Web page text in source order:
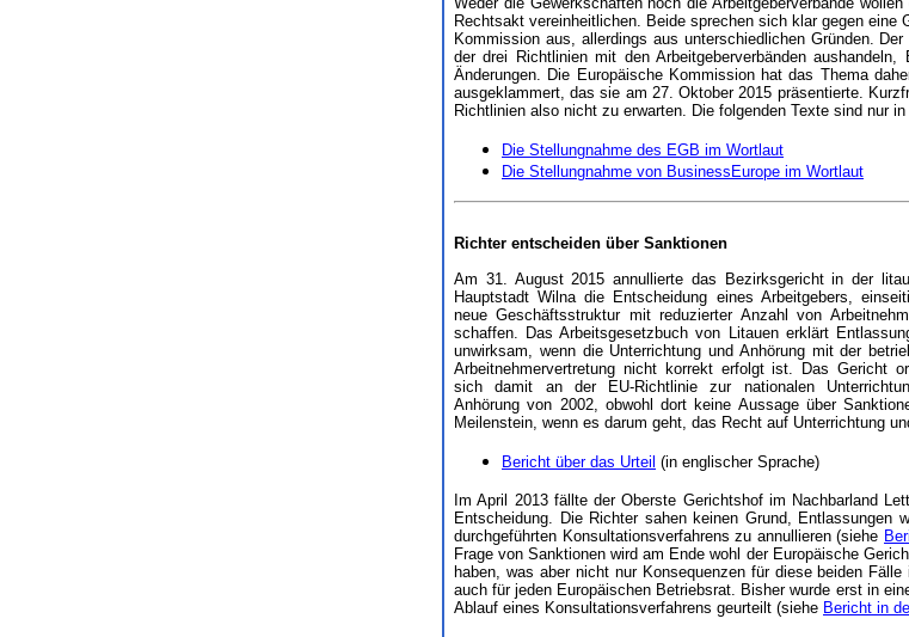
Rechtsakt vereinheitlichen. Beide sprechen sich klar gegen eine
Kommission aus, allerdings aus unterschiedlichen Gründen.
der drei Richtlinien mit den Arbeitgeberverbänden
Änderungen. Die Europäische Kommission hat das Thema
ausgeklammert, das sie am 27. Oktober 2015 präsentierte.
Richtlinien also nicht zu erwarten. Die folgenden Texte sind nur
Die Stellungnahme des EGB im Wortlaut
Die Stellungnahme von BusinessEurope im Wortlaut
Richter entscheiden über Sanktionen
Am 31. August 2015 annullierte das Bezirksgericht in der
Hauptstadt Wilna die Entscheidung eines Arbeitgebers,
neue Geschäftsstruktur mit reduzierter Anzahl von
schaffen. Das Arbeitsgesetzbuch von Litauen erklärt
unwirksam, wenn die Unterrichtung und Anhörung mit der
Arbeitnehmervertretung nicht korrekt erfolgt ist. Das Gericht
sich damit an der EU-Richtlinie zur nationalen
Anhörung von 2002, obwohl dort keine Aussage über
Meilenstein, wenn es darum geht, das Recht auf Unterrichtung
Bericht über das Urteil (in englischer Sprache)
Im April 2013 fällte der Oberste Gerichtshof im Nachbarland
Entscheidung. Die Richter sahen keinen Grund, Entlassungen
durchgeführten Konsultationsverfahrens zu annullieren (siehe
Frage von Sanktionen wird am Ende wohl der Europäische
haben, was aber nicht nur Konsequenzen für diese beiden
auch für jeden Europäischen Betriebsrat. Bisher wurde erst in
Ablauf eines Konsultationsverfahrens geurteilt (siehe Bericht in